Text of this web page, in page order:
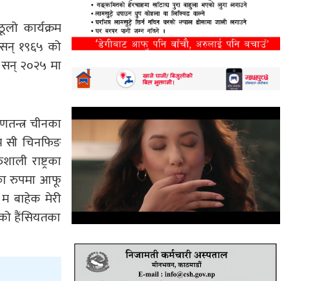
कार्यक्रम
सन् १९६५ को
सन् २०२५ मा
चीनका
सी चिनफिङ
राष्ट्रका
रुपमा आफू
बाहेक मेरी
हैंसियतका